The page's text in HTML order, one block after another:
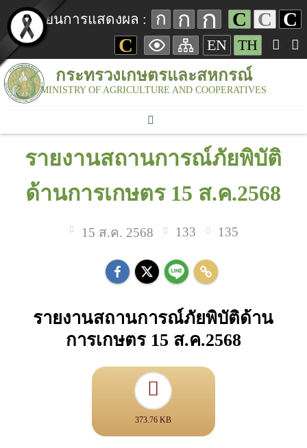
เปลี่ยนการแสดงผล : ก ก ก C C C
C
EN TH
กระทรวงเกษตรและสหกรณ์
MINISTRY OF AGRICULTURE AND COOPERATIVES
รายงานสถานการณ์ภัยพิบัติ
ด้านการเกษตร 15 ส.ค.2568
15 ส.ค. 2568 133 135
รายงานสถานการณ์ภัยพิบัติด้าน
การเกษตร 15 ส.ค.2568
373.76 KB